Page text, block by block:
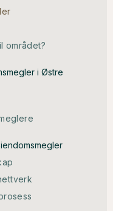
området?
i Østre